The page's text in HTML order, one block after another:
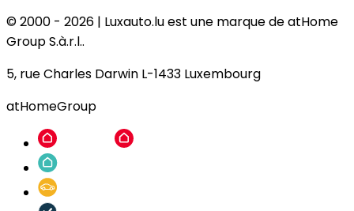
© 2000 - 2026 | Luxauto.lu est une marque de atHome
Group S.à.r.l..
5, rue Charles Darwin L-1433 Luxembourg
atHomeGroup